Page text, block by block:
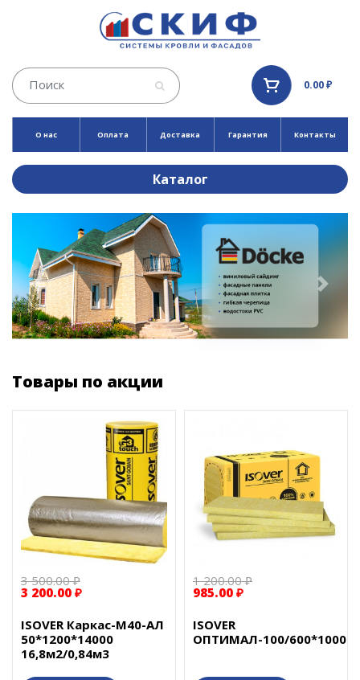
0.00 ₽
О нас Оплата Доставка Гарантия Контакты
Каталог
Товары по акции
3 500.00 ₽
3 200.00 ₽
ISOVER Каркас-М40-АЛ
50*1200*14000
16,8м2/0,84м3
1 200.00 ₽
985.00 ₽
ISOVER
ОПТИМАЛ-100/600*1000